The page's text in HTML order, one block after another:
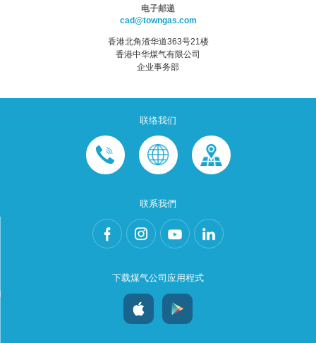
电子邮递
cad@towngas.com
香港北角渣华道363号21楼
香港中华煤气有限公司
企业事务部
联络我们
联系我們
下载煤气公司应用程式